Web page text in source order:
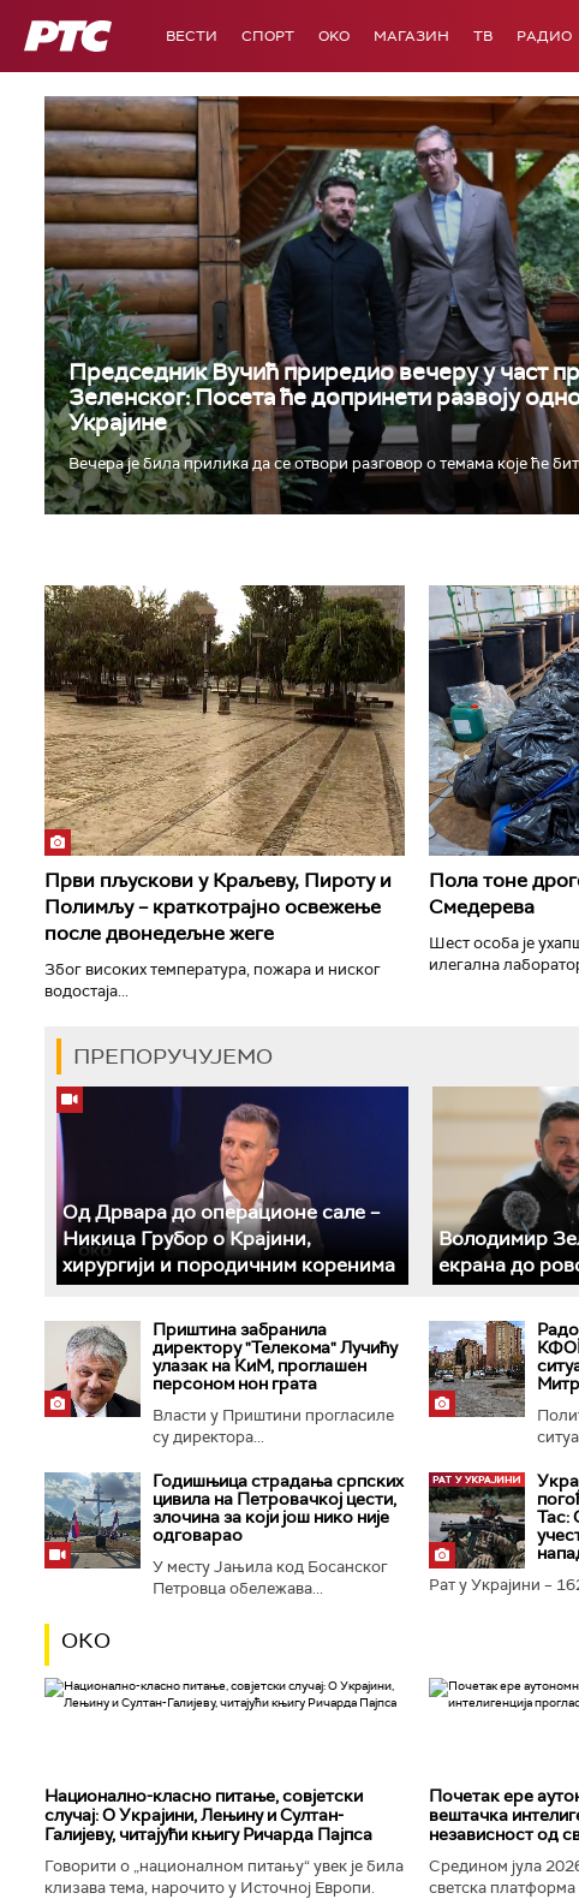
РТС ВЕСТИ СПОРТ OKO МАГАЗИН ТВ РАДИО
Председник Вучић приредио вечеру у част
Зеленског: Посета ће допринети развоју
Украјине
Вечера је била прилика да се отвори разговор о темама које ће
Први пљускови у Краљеву, Пироту и
Полимљу – краткотрајно освежење
после двонедељне жеге
Због високих температура, пожара и ниског
водостаја...
Пола тоне
Смедерева
Шест особа је
илегална
ПРЕПОРУЧУЈЕМО
Од Дрвара до операционе сале –
Никица Грубор о Крајини,
хирургији и породичним коренима
Володимир
екрана до
Приштина забранила
директору "Телекома" Лучићу
улазак на КиМ, проглашен
персоном нон грата
Власти у Приштини прогласиле
су директора...
Годишњица страдања српских
цивила на Петровачкој цести,
злочина за који још нико није
одговарао
У месту Јањила код Босанског
Петровца обележава...
Тас:
Рат у Украјини –
ОКО
Национално-класнo питање, совјетски
случај: О Украјини, Лењину и Султан-
Галијеву, читајући књигу Ричарда Пајпса
Говорити о „националном питању“ увек је била
клизава тема, нарочито у Источној Европи.
Почетак ере
вештачка
независност од
Средином јула
светска